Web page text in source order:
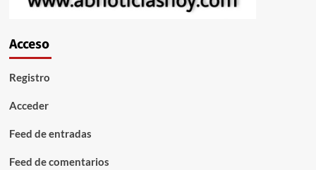
Acceso
Registro
Acceder
Feed de entradas
Feed de comentarios